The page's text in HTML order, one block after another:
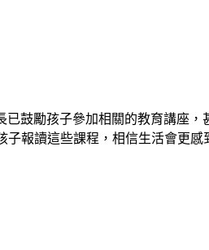
鼓勵孩子參加相關的教育講座
報讀這些課程，相信生活會更